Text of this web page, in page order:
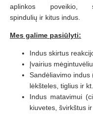
aplinkos poveikio,
spindulių ir kitus indus.
Mes galime pasiūlyti:
Indus skirtus
Įvairius
Sandėliavimo indus
lėkšteles, tiglius ir
Indus matavimui
kiuvetes, švirkštus